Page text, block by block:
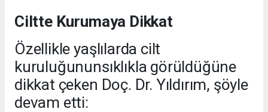
Ciltte Kurumaya Dikkat
Özellikle yaşlılarda cilt
kuruluğununsıklıkla görüldüğüne
dikkat çeken Doç. Dr. Yıldırım, şöyle
devam etti: